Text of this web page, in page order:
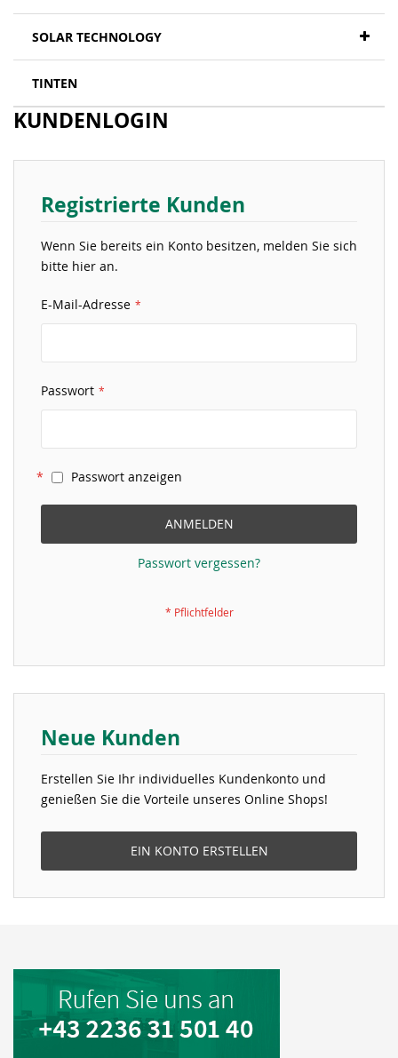
SOLAR TECHNOLOGY
TINTEN
KUNDENLOGIN
Registrierte Kunden
Wenn Sie bereits ein Konto besitzen, melden Sie sich
bitte hier an.
E-Mail-Adresse
Passwort
Passwort anzeigen
ANMELDEN
Passwort vergessen?
Neue Kunden
Erstellen Sie Ihr individuelles Kundenkonto und
genießen Sie die Vorteile unseres Online Shops!
EIN KONTO ERSTELLEN